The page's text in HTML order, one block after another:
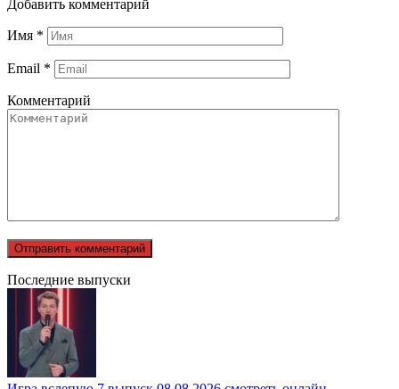
Добавить комментарий
Имя *
Email *
Комментарий
Последние выпуски